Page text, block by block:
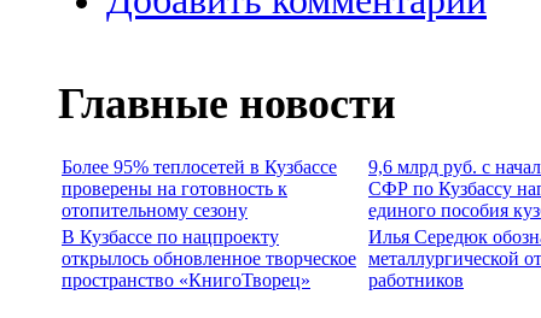
Главные новости
Более 95% теплосетей в Кузбассе
проверены на готовность к
отопительному сезону
9,6 млрд руб. с
СФР по Кузбассу
единого пособия
В Кузбассе по нацпроекту
открылось обновленное творческое
пространство «КнигоТворец»
Илья Середюк
металлургической
работников